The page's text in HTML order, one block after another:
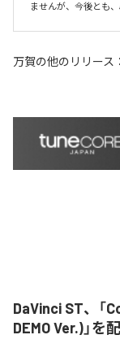
ませんが、今後とも
万賀の他のリリース：
DaVinci ST、「
DEMO Ver.)」を